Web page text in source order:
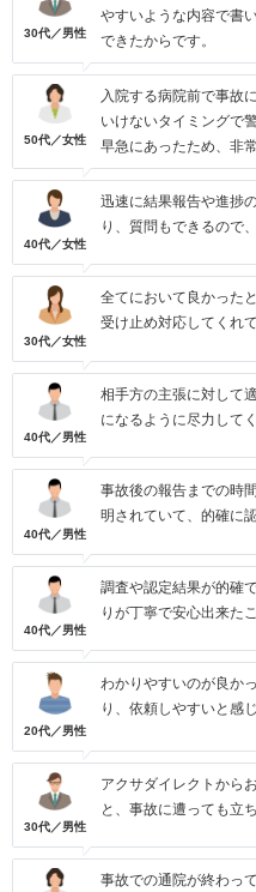
30代／男性
やすいような内容で書
できたからです。
50代／女性
入院する病院前で事故
いけないタイミングで
早急にあったため、非
40代／女性
迅速に結果報告や進捗
り、質問もできるので
30代／女性
全てにおいて良かった
受け止め対応してくれ
40代／男性
相手方の主張に対して
になるように尽力してく
40代／男性
事故後の報告までの時
明されていて、的確に
40代／男性
調査や認定結果が的確
りが丁寧で安心出来た
20代／男性
わかりやすいのが良か
り、依頼しやすいと感
30代／男性
アクサダイレクトから
と、事故に遭っても立
事故での通院が終わっ